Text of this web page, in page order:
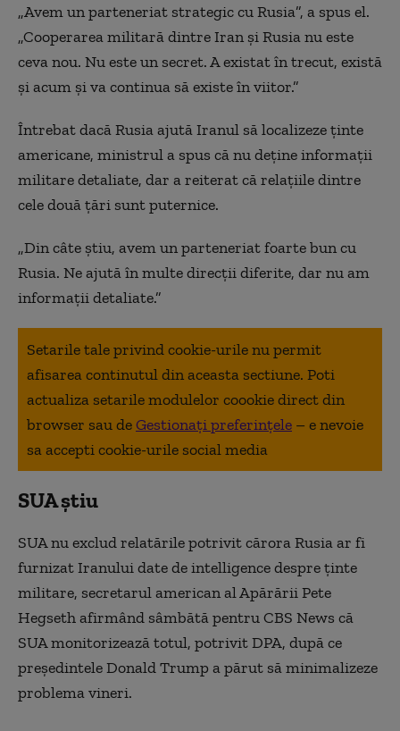
„Avem un parteneriat strategic cu Rusia”, a spus el.
„Cooperarea militară dintre Iran și Rusia nu este
ceva nou. Nu este un secret. A existat în trecut, există
și acum și va continua să existe în viitor.”
Întrebat dacă Rusia ajută Iranul să localizeze ținte
americane, ministrul a spus că nu deține informații
militare detaliate, dar a reiterat că relațiile dintre
cele două țări sunt puternice.
„Din câte știu, avem un parteneriat foarte bun cu
Rusia. Ne ajută în multe direcții diferite, dar nu am
informații detaliate.”
Setarile tale privind cookie-urile nu permit
afisarea continutul din aceasta sectiune. Poti
actualiza setarile modulelor coookie direct din
browser sau deGestionați preferințele – e nevoie
sa accepti cookie-urile social media
SUA știu
SUA nu exclud relatările potrivit cărora Rusia ar fi
furnizat Iranului date de intelligence despre ţinte
militare, secretarul american al Apărării Pete
Hegseth afirmând sâmbătă pentru CBS News că
SUA monitorizează totul, potrivit DPA, după ce
preşedintele Donald Trump a părut să minimalizeze
problema vineri.